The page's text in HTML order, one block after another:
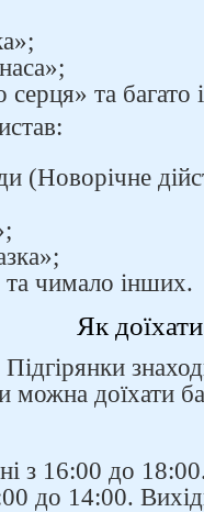
серця» та
(Новорічне
чимало інших.
Як доїхати
можна доїхати
з 16:00 до
до 14:00.